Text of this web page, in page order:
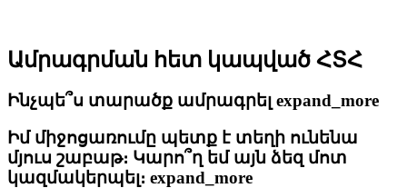
Ամրագրման հետ կապված ՀՏՀ
Ինչպե՞ս տարածք ամրագրել expand_more
Իմ միջոցառումը պետք է տեղի ունենա
մյուս շաբաթ։ Կարո՞ղ եմ այն ձեզ մոտ
կազմակերպել։ expand_more